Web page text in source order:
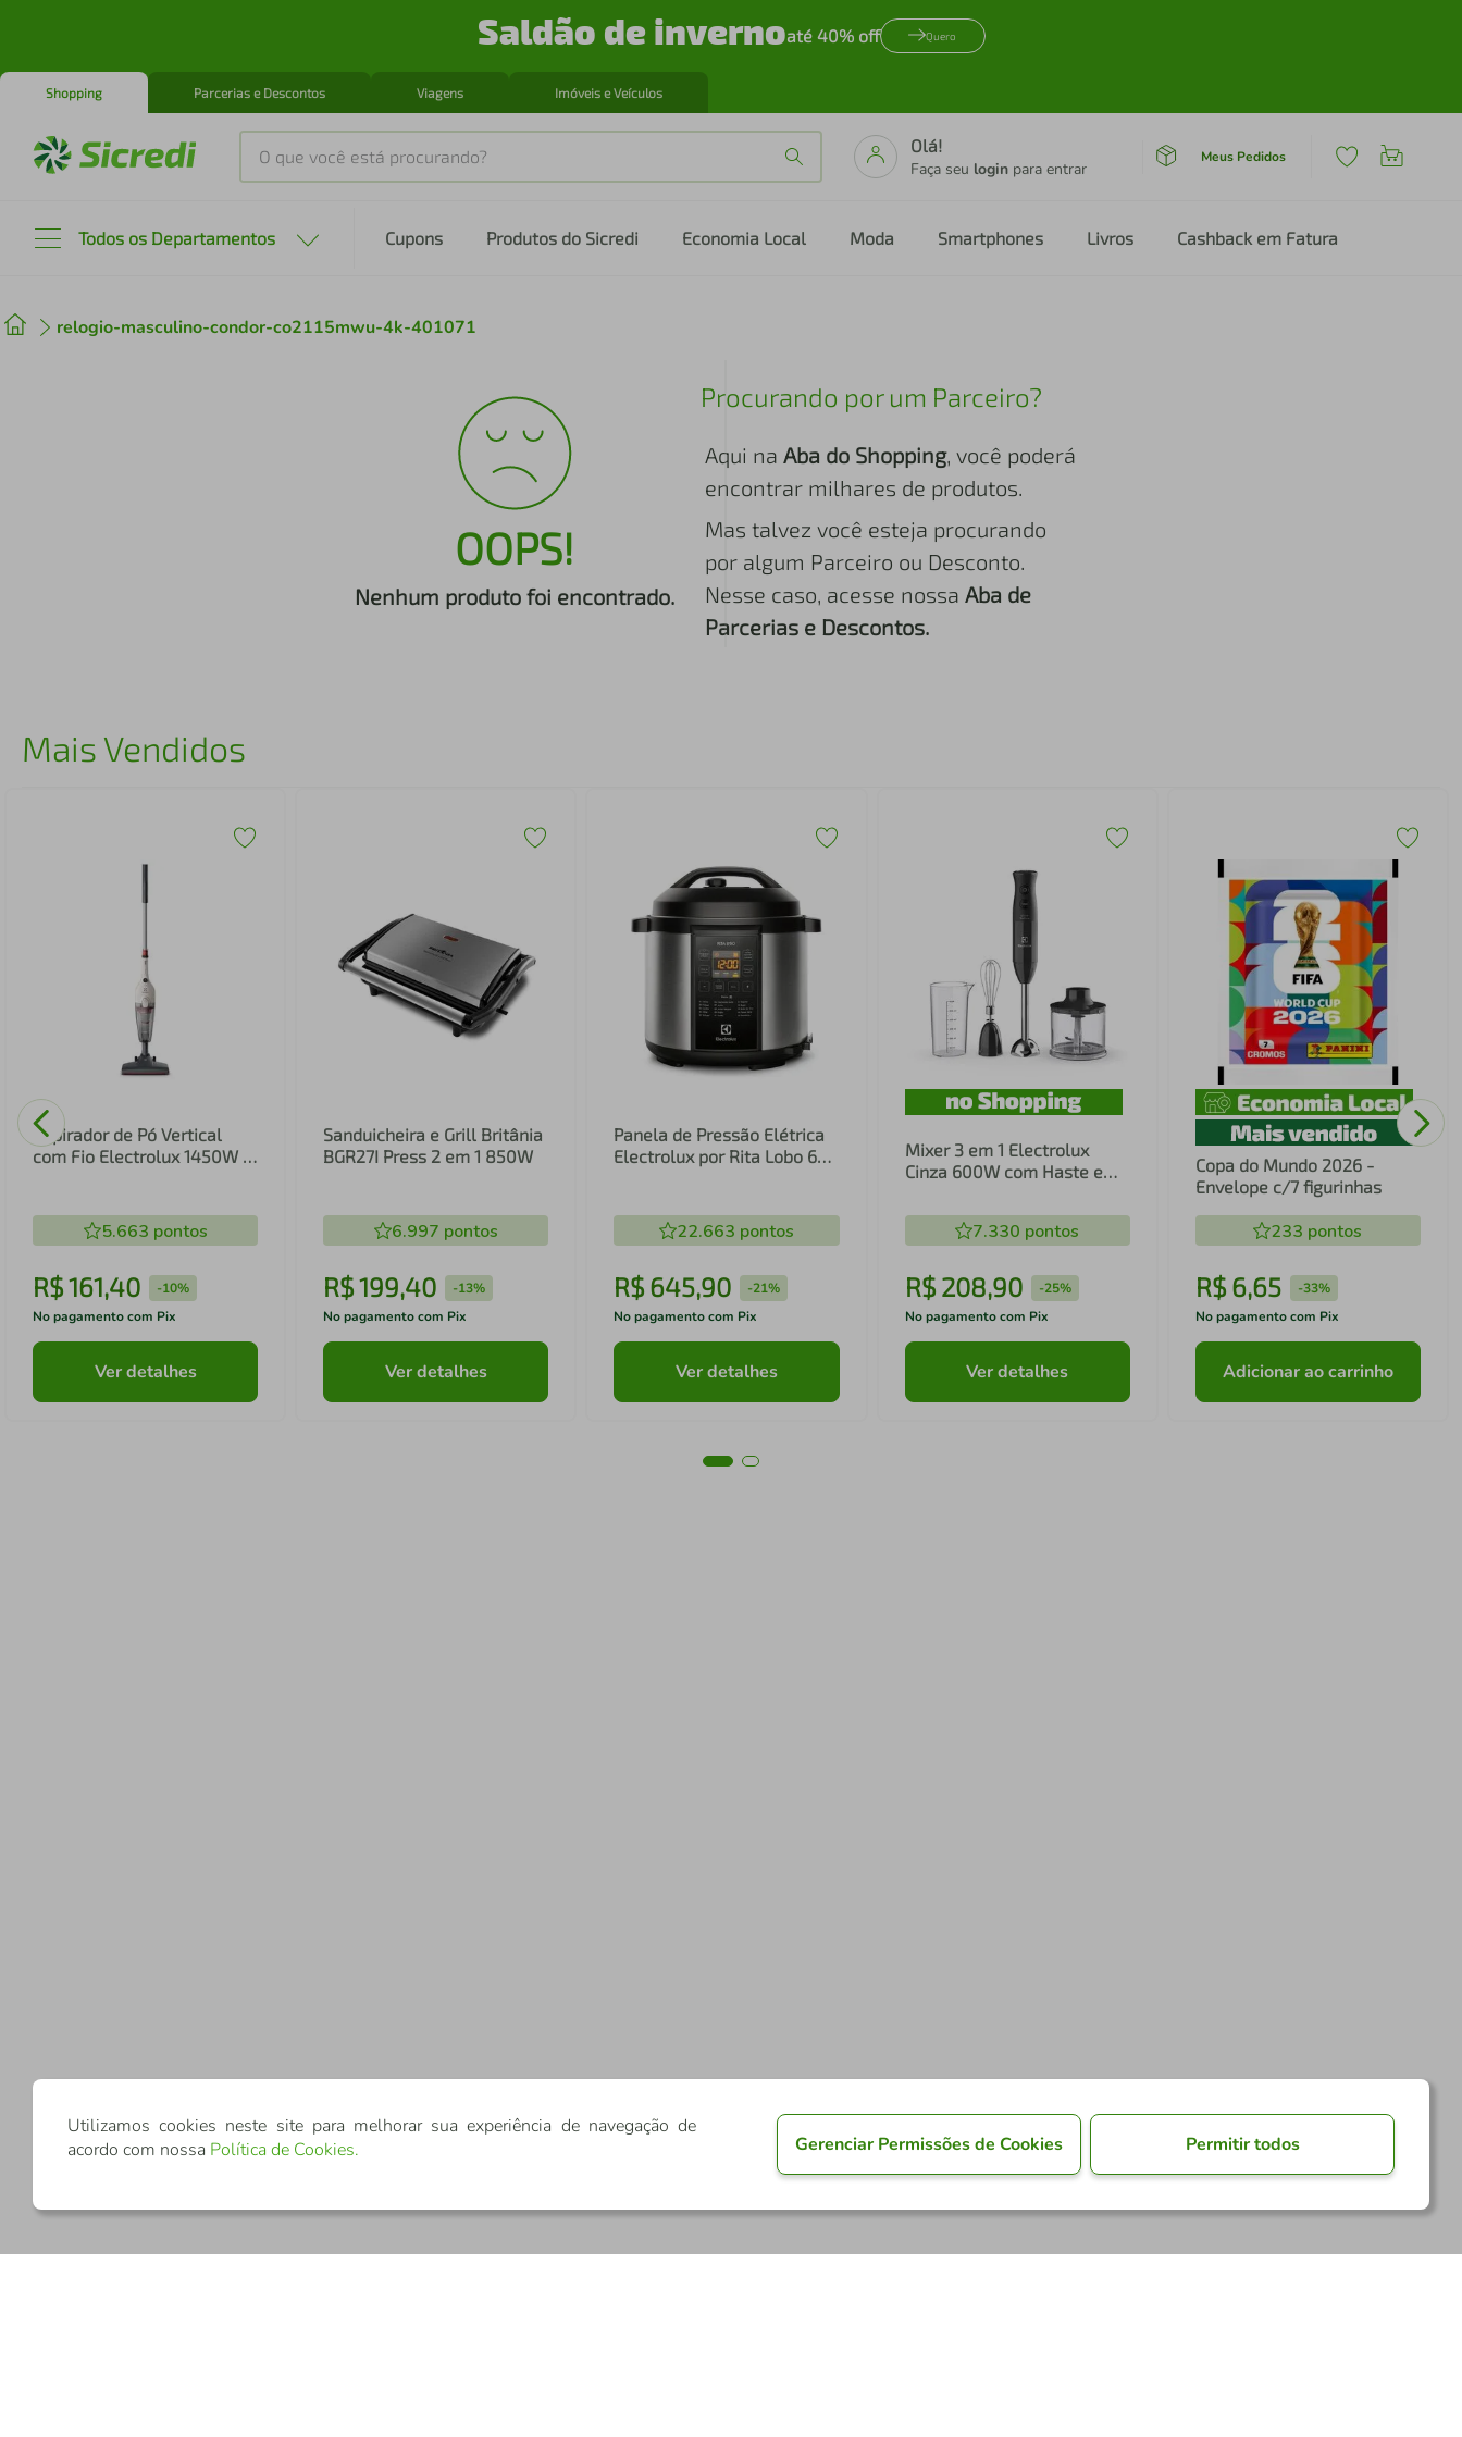
Saldão de invernoaté 40% off Quero
Shopping Parcerias e Descontos Viagens Imóveis e Veículos
O que você está procurando?
Olá!
Faça seu login para entrar
Meus Pedidos
Todos os Departamentos Cupons Produtos do Sicredi Economia Local Moda Smartphones Livros Cashback em Fatura
relogio-masculino-condor-co2115mwu-4k-401071
OOPS!
Nenhum produto foi encontrado.
Procurando por um Parceiro?
Aqui na Aba do Shopping, você poderá
encontrar milhares de produtos.
Mas talvez você esteja procurando
por algum Parceiro ou Desconto.
Nesse caso, acesse nossa Aba de
Parcerias e Descontos.
Mais Vendidos
Aspirador de Pó Vertical
com Fio Electrolux 1450W 2
5.663 pontos
R$161,40 -10%
No pagamento com Pix
Ver detalhes
Sanduicheira e Grill Britânia
BGR27I Press 2 em 1 850W
6.997 pontos
R$199,40 -13%
No pagamento com Pix
Ver detalhes
Panela de Pressão Elétrica
Electrolux por Rita Lobo 6L
22.663 pontos
R$645,90 -21%
No pagamento com Pix
Ver detalhes
Mixer 3 em 1 Electrolux
Cinza 600W com Haste em
(EIB20)
7.330 pontos
R$ 208,90 -25%
No pagamento com Pix
Ver detalhes
Copa do Mundo 2026 -
Envelope c/7 figurinhas
233 pontos
R$ 6,65 -33%
No pagamento com Pix
Adicionar ao carrinho
Utilizamos cookies neste site para melhorar sua experiência de navegação de
acordo com nossa Política de Cookies. Gerenciar Permissões de Cookies Permitir todos
2º cafeteira